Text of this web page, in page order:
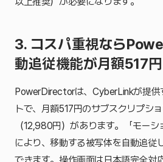
3. コスパ重視なら
動追従機能が月額517円
PowerDirectorは、CyberLinkが提供
トで、月額517円のサブスクリプシ
（12,980円）があります。「モー
により、移動する被写体を自動追従